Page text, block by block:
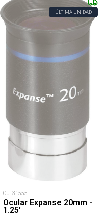
ÚLTIMA UNIDAD
OUT31555
Ocular Expanse 20mm -
1.25'